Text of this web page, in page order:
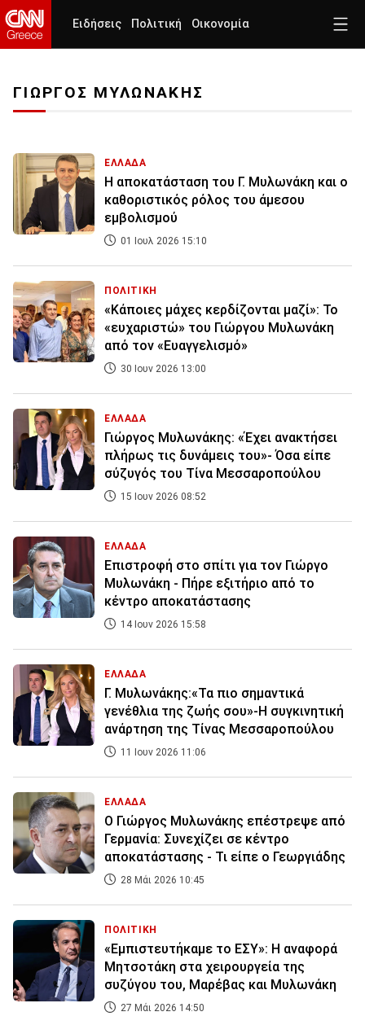
Ειδήσεις Πολιτική Οικονομία
ΓΙΩΡΓΟΣ ΜΥΛΩΝΑΚΗΣ
ΕΛΛΑΔΑ
Η αποκατάσταση του Γ. Μυλωνάκη και ο
καθοριστικός ρόλος του άμεσου
εμβολισμού
01 Ιουλ 2026 15:10
ΠΟΛΙΤΙΚΗ
«Κάποιες μάχες κερδίζονται μαζί»: Το
«ευχαριστώ» του Γιώργου Μυλωνάκη
από τον «Ευαγγελισμό»
30 Ιουν 2026 13:00
ΕΛΛΑΔΑ
Γιώργος Μυλωνάκης: «Έχει ανακτήσει
πλήρως τις δυνάμεις του»- Όσα είπε
σύζυγός του Τίνα Μεσσαροπούλου
15 Ιουν 2026 08:52
ΕΛΛΑΔΑ
Επιστροφή στο σπίτι για τον Γιώργο
Μυλωνάκη - Πήρε εξιτήριο από το
κέντρο αποκατάστασης
14 Ιουν 2026 15:58
ΕΛΛΑΔΑ
Γ. Μυλωνάκης:«Τα πιο σημαντικά
γενέθλια της ζωής σου»-Η συγκινητική
ανάρτηση της Τίνας Μεσσαροπούλου
11 Ιουν 2026 11:06
ΕΛΛΑΔΑ
Ο Γιώργος Μυλωνάκης επέστρεψε από
Γερμανία: Συνεχίζει σε κέντρο
αποκατάστασης - Τι είπε ο Γεωργιάδης
28 Μάι 2026 10:45
ΠΟΛΙΤΙΚΗ
«Εμπιστευτήκαμε το ΕΣΥ»: Η αναφορά
Μητσοτάκη στα χειρουργεία της
συζύγου του, Μαρέβας και Μυλωνάκη
27 Μάι 2026 14:50